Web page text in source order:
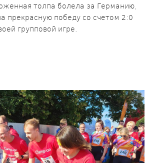
толпа болела за Германию,
прекрасную победу со счетом 2:0
групповой игре.